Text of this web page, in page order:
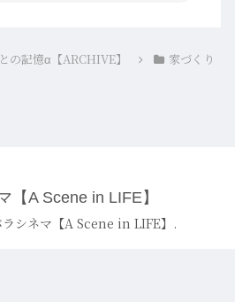
の記憶α【ARCHIVE】
家づくり
【A Scene in LIFE】
シネマ【A Scene in LIFE】.